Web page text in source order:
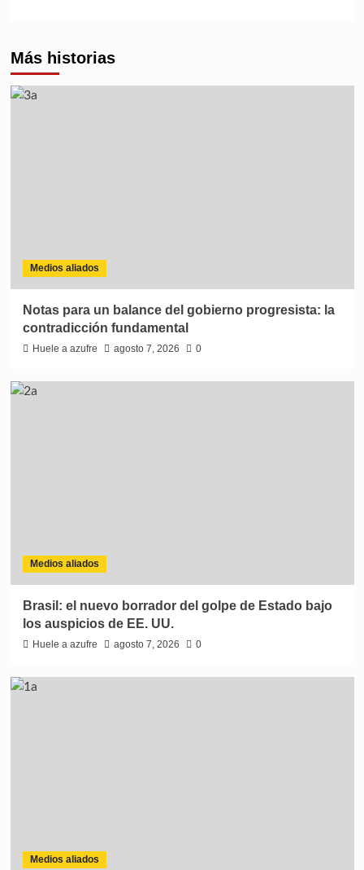
Más historias
Medios aliados
Notas para un balance del gobierno progresista: la
contradicción fundamental
Huele a azufre agosto 7, 2026 0
Medios aliados
Brasil: el nuevo borrador del golpe de Estado bajo
los auspicios de EE. UU.
Huele a azufre agosto 7, 2026 0
Medios aliados